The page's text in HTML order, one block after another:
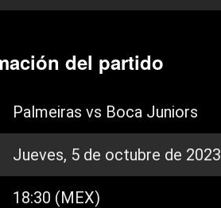
del partido
Palmeiras vs Boca Juniors
Jueves, 5 de octubre de 2023
18:30 (MEX)